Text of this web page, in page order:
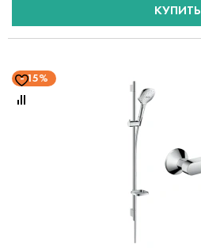
КУПИТЬ
15%